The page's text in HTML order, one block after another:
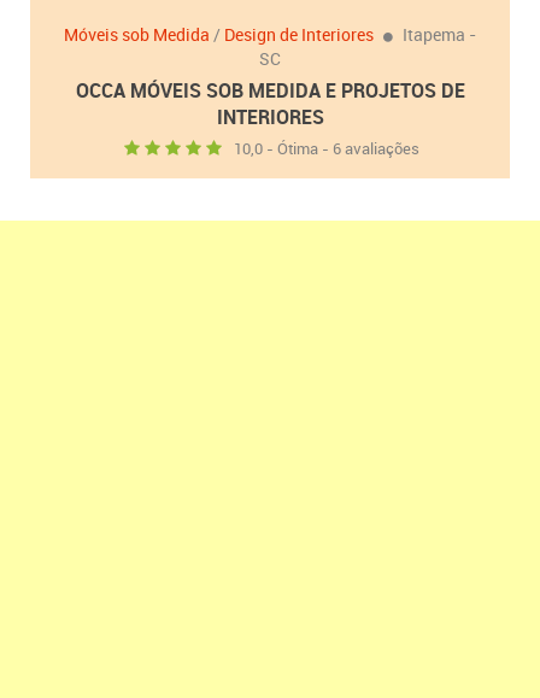
Móveis sob Medida / Design de Interiores
Itapema -
SC
OCCA MÓVEIS SOB MEDIDA E PROJETOS DE
INTERIORES
10,0 - Ótima - 6 avaliações